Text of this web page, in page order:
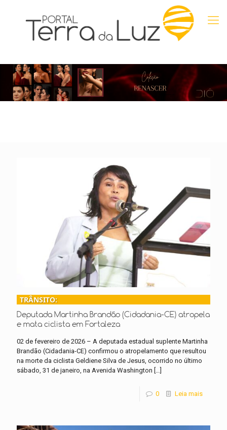
TRÂNSITO:
Deputada Martinha Brandão (Cidadania-CE) atropela
e mata ciclista em Fortaleza
02 de fevereiro de 2026 – A deputada estadual suplente Martinha
Brandão (Cidadania-CE) confirmou o atropelamento que resultou
na morte da ciclista Geldiene Silva de Jesus, ocorrido no último
sábado, 31 de janeiro, na Avenida Washington […]
0 Leia mais